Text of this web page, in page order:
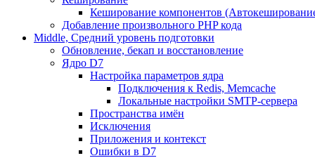
Кеширование компонентов
Добавление произвольного PHP кода
Middle, Средний уровень подготовки
Обновление, бекап и восстановление
Ядро D7
Настройка параметров ядра
Подключения к Redis, Memcache
Локальные настройки SMTP-сервера
Пространства имён
Исключения
Приложения и контекст
Ошибки в D7